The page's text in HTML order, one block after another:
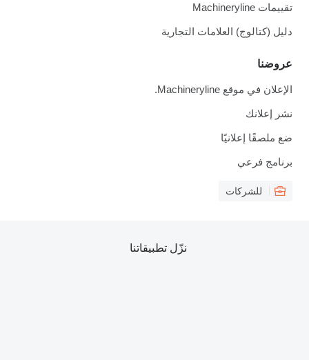
تقييمات Machineryline
دليل (كتالوج) العلامات التجارية
عروضنا
الإعلان في موقع Machineryline.
نشر إعلانك
ضع ملصقًا إعلانيًا
برنامج فرعي
للشركات
نزّل تطبيقاتنا